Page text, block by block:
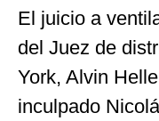
El juicio a
del Juez de
York, Alvin
inculpado